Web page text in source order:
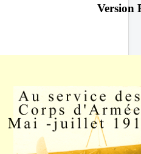
Version